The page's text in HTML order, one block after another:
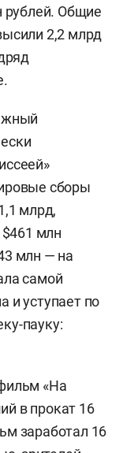
рублей. Общие
2,2 млрд
сборы
млрд,
млн
млн — на
самой
и уступает по
пауку:
«На
в прокат 16
заработал 16